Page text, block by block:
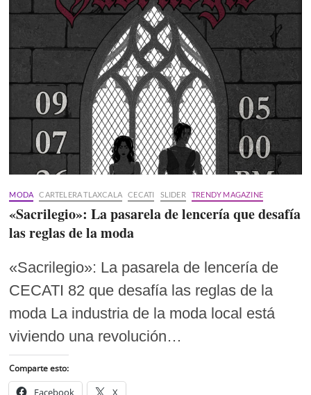
MODA CARTELERA TLAXCALA CECATI SLIDER TRENDY MAGAZINE
«Sacrilegio»: La pasarela de lencería que desafía
las reglas de la moda
«Sacrilegio»: La pasarela de lencería de
CECATI 82 que desafía las reglas de la
moda La industria de la moda local está
viviendo una revolución…
Comparte esto:
Facebook X